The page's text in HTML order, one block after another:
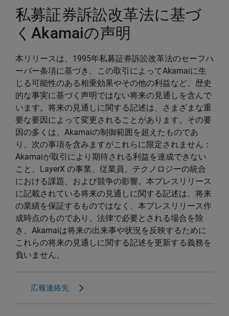
私募証券訴訟改革法に基づ
くAkamaiの声明
本リリースは、1995年私募証券訴訟改革法のセーフハ
ーバー条項に基づき、この取引によってAkamaiに生
じる可能性のある相乗効果やその他の利益など、歴史
的な事実に基づく声明ではない将来の見通しを含んで
います。将来の見通しに関する記述は、さまざまな重
要な要因によって変更されることがあります。その要
因の多くは、Akamaiの制御範囲を超えたものであ
り、次の事項を含みますがこれらに限定されません：
Akamaiが取引により期待される利益を達成できない
こと、LayerX の事業、従業員、テクノロジーの統合
における課題、および競争の影響。本プレスリリース
に記載されている将来の見通しに関する記述は、将来
の業績を保証するものではなく、本プレスリリース作
成時点のものであり、法律で必要とされる場合を除
き、Akamaiは将来の出来事や状況を反映するために
これらの将来の見通しに関する記述を更新する義務を
負いません。
広報連絡先